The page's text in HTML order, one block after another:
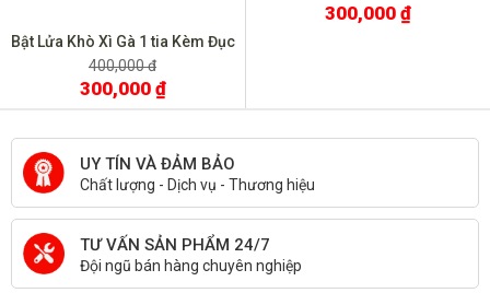
Bật Lửa Khò Xì Gà 1 tia Kèm Đục
BCZ 487
400,000 đ
300,000 ₫
300,000 ₫
UY TÍN VÀ ĐẢM BẢO
Chất lượng - Dịch vụ - Thương hiệu
TƯ VẤN SẢN PHẨM 24/7
Đội ngũ bán hàng chuyên nghiệp